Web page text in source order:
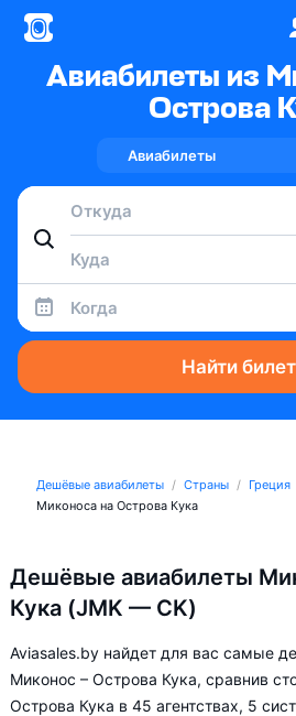
Авиабилеты из
Острова
Авиабилеты
Когда
Найти
Дешёвые авиабилеты Страны Греция
Миконоса на Острова Кука
Дешёвые авиабилеты
Кука (JMK — CK)
Aviasales.by найдет для вас самые
Миконос – Острова Кука, сравнив
Острова Кука в 45 агентствах, 5